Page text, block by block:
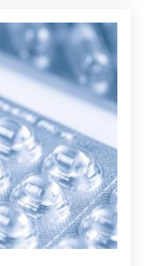
aus
strecken.
sind
zu
klar
weiterhin
ist die Lage